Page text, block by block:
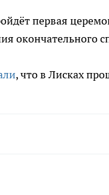
первая
окончательного
, что в Лисках